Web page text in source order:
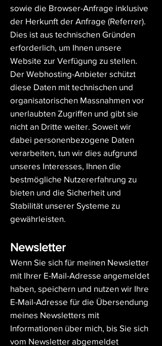
sowie die Browser-Anfrage inklusive
der Herkunft der Anfrage (Referrer).
Dies ist aus technischen Gründen
erforderlich, um Ihnen unsere
Website zur Verfügung zu stellen.
Der Webhosting-Anbieter schützt
diese Daten mit technischen und
organisatorischen Massnahmen vor
unerlaubten Zugriffen und gibt sie
nicht an Dritte weiter. Soweit wir
dabei personenbezogene Daten
verarbeiten, tun wir dies aufgrund
unseres Interesses, Ihnen die
bestmögliche Nutzererfahrung zu
bieten und die Sicherheit und
Stabilität unserer Systeme zu
gewährleisten.
Newsletter
Wenn Sie sich für meinen Newsletter
mit Ihrer E-Mail-Adresse angemeldet
haben, speichern und nutzen wir Ihre
E-Mail-Adresse für die Übersendung
meines Newsletters mit
Informationen über mich, bis Sie sich
vom Newsletter abgemeldet